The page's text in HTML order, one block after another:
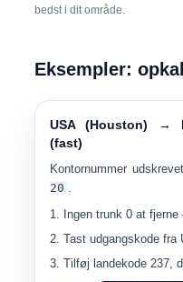
bedst i dit område.
Eksempler:
USA (Houston) →
(fast)
Kontornummer
20 .
Ingen trunk 0 at
Tast udgangskode fra
Tilføj landekode237,